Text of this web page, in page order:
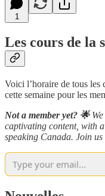
1
Les cours de la
Voici l’horaire de tous les
cette semaine pour les
Not a member yet? 🌟
captivating content, with
speaking Canada. Join